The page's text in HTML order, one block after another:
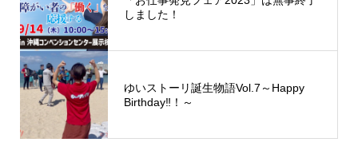
しました！
ゆいストーリ誕生物語Vol.7～Happy
Birthday‼！～